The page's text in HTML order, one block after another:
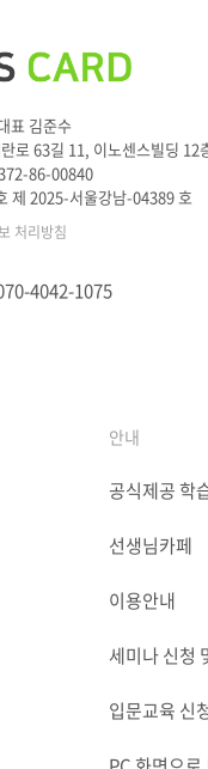
표 김준수
로 63길 11, 이노센스빌딩 12
86-00840
제 2025-서울강남-04389 호
처리방침
4042-1075
안내
공식제공 학
선생님카페
이용안내
세미나 신청
입문교육 신